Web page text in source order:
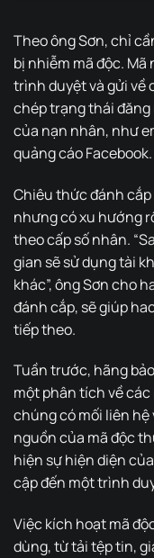
Theo ông Sơn, chỉ
bị nhiễm mã độc.
trình duyệt và gửi về
chép trạng thái
của nạn nhân, như
quảng cáo Facebook.
Chiêu thức đánh
nhưng có xu hướng
theo cấp số nhân.
gian sẽ sử dụng tài
khác”, ông Sơn cho
đánh cắp, sẽ giúp
tiếp theo.
Tuần trước, hãng
một phân tích về
chúng có mối liên hệ
nguồn của mã độc
hiện sự hiện diện
cập đến một trình
Việc kích hoạt mã
dùng, từ tải tệp tin,